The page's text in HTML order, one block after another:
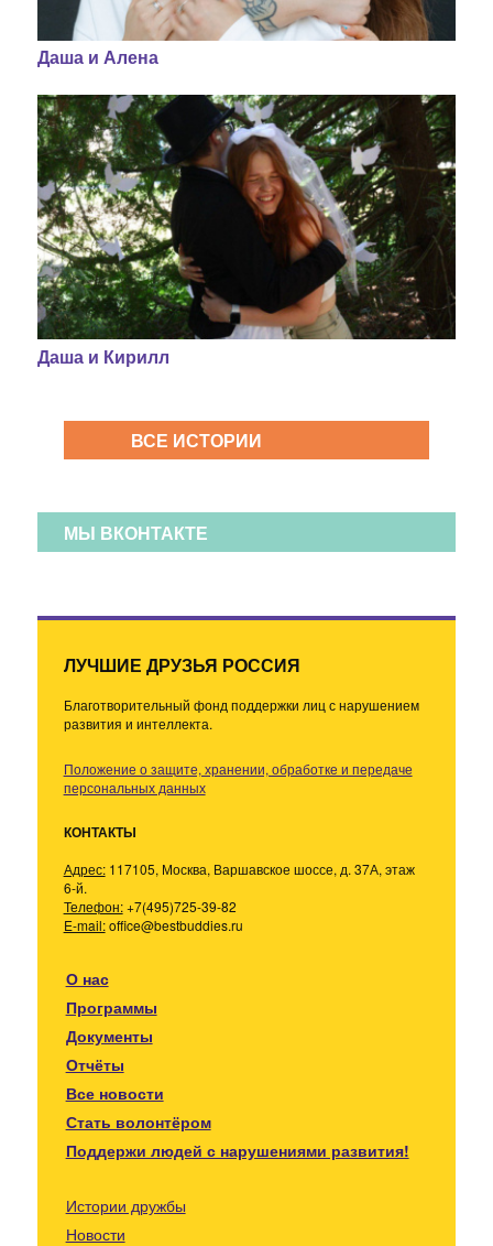
Даша и Алена
Даша и Кирилл
ВСЕ ИСТОРИИ
МЫ ВКОНТАКТЕ
ЛУЧШИЕ ДРУЗЬЯ РОССИЯ
Благотворительный фонд поддержки лиц с нарушением
развития и интеллекта.
Положение о защите, хранении, обработке и передаче
персональных данных
КОНТАКТЫ
Адрес:117105, Москва, Варшавское шоссе, д. 37А, этаж
6-й.
Телефон:+7(495)725-39-82
E-mail:office@bestbuddies.ru
О нас
Программы
Документы
Отчёты
Все новости
Стать волонтёром
Поддержи людей с нарушениями развития!
Истории дружбы
Новости